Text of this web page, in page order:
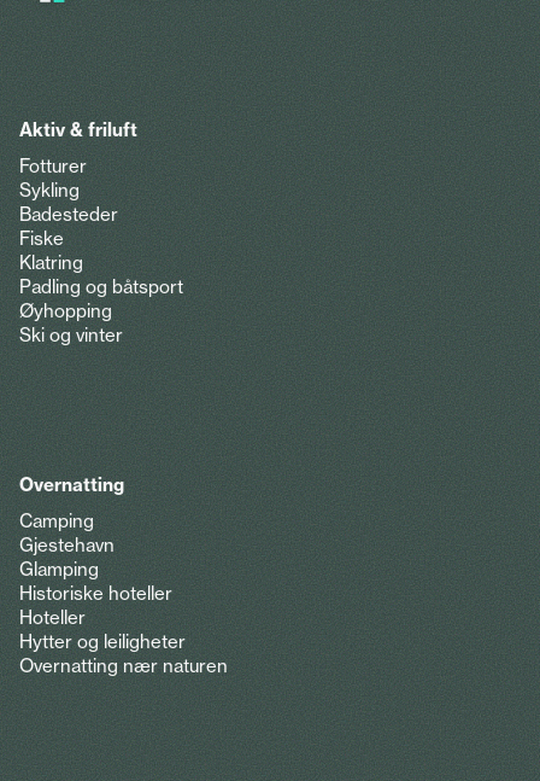
Aktiv & friluft
Fotturer
Sykling
Badesteder
Fiske
Klatring
Padling og båtsport
Øyhopping
Ski og vinter
Overnatting
Camping
Gjestehavn
Glamping
Historiske hoteller
Hoteller
Hytter og leiligheter
Overnatting nær naturen